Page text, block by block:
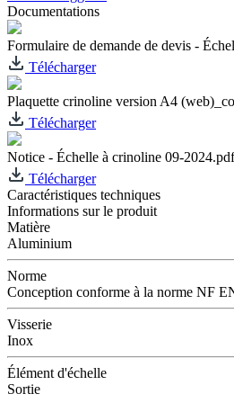
Documentations
Formulaire de demande de devis -
Télécharger
Plaquette crinoline version A4
Télécharger
Notice - Échelle à crinoline 09-2024.pdf
Télécharger
Caractéristiques techniques
Informations sur le produit
Matière
Aluminium
Norme
Conception conforme à la norme NF
Visserie
Inox
Élément d'échelle
Sortie